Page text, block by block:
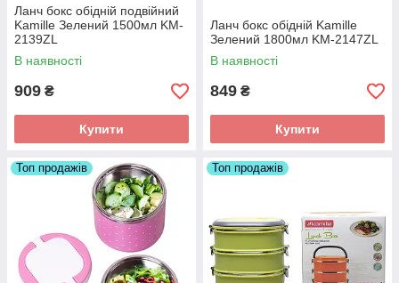
Ланч бокс обідній подвійний
Kamille Зелений 1500мл KM-
2139ZL
В наявності
909 ₴
Купити
Ланч бокс обідній Kamille
Зелений 1800мл KM-2147ZL
В наявності
849 ₴
Купити
Топ продажів Топ продажів